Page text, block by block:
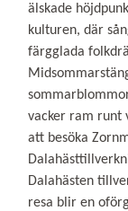
älskade
kulturen, där
färgglada
vacker ram runt
att besöka
Dalahästen
resa blir en